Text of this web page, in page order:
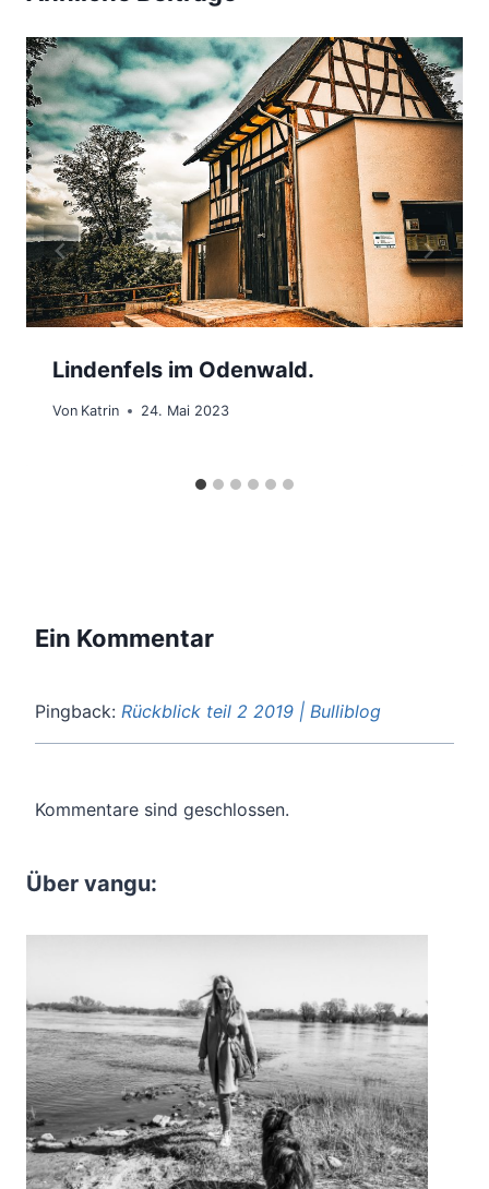
Lindenfels im Odenwald.
Von Katrin 24. Mai 2023
Ein Kommentar
Pingback: Rückblick teil 2 2019 | Bulliblog
Kommentare sind geschlossen.
Über vangu: